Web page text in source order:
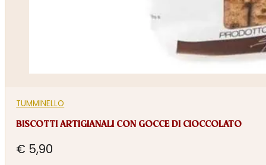
TUMMINELLO
BISCOTTI ARTIGIANALI CON GOCCE DI CIOCCOLATO
€ 5,90